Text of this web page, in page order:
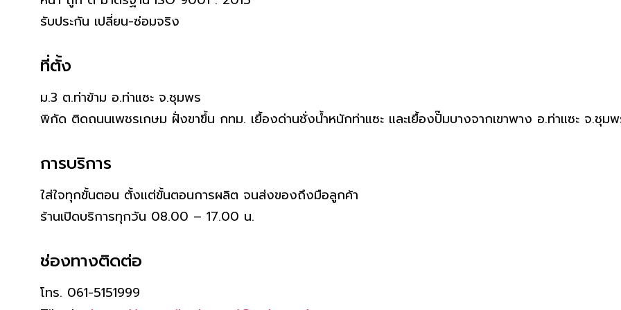
รับประกัน เปลี่ยน-ซ่อมจริง
ที่ตั้ง
ม.3 ต.ท่าข้าม อ.ท่าแซะ จ.ชุมพร
พิกัด ติดถนนเพชรเกษม ฝั่งขาขึ้น กทม. เยื้องด่านชั่งน้ำหนักท่าแซะ และเยื้องปั๊มบางจากเขาพาง อ.ท่าแซะ จ.ชุม
การบริการ
ใส่ใจทุกขั้นตอน ตั้งแต่ขั้นตอนการผลิต จนส่งของถึงมือลูกค้า
ร้านเปิดบริการทุกวัน 08.00 – 17.00 น.
ช่องทางติดต่อ
โทร. 061-5151999